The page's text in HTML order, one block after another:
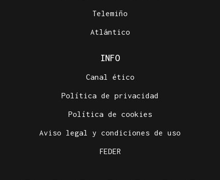
Telemiño
Atlántico
INFO
Canal ético
Política de privacidad
Política de cookies
Aviso legal y condiciones de uso
FEDER